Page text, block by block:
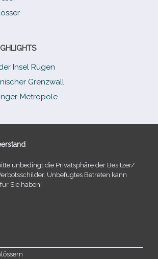
Insel Rügen
Grenzwall
Metropole
unbe­dingt die Privatsphäre der Besitzer/​
Unbefugtes Betreten kann
Sie haben!